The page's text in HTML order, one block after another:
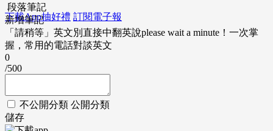
下載App抽好禮 訂閱電子報
段落筆記
新增筆記
「請稍等」英文別直接中翻英說please wait a minute！一次掌
握，常用的電話對談英文
0
/500
不公開分類 公開分類
儲存